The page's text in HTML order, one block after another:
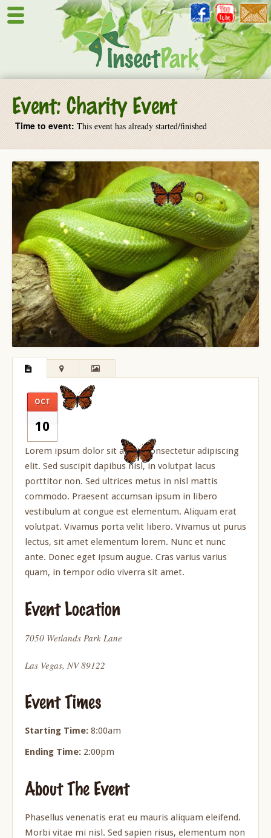
Event:Charity Event
Time to event:This event has already started/finished
OCT
10
Lorem ipsum dolor sit amet, consectetur adipiscing
elit. Sed suscipit dapibus nisl, in volutpat lacus
porttitor non. Sed ultrices metus in nisl mattis
commodo. Praesent accumsan ipsum in libero
vestibulum at congue est elementum. Aliquam erat
volutpat. Vivamus porta velit libero. Vivamus ut purus
lectus, sit amet elementum lorem. Nunc et nunc
ante. Donec eget ipsum augue. Cras varius varius
quam, in tempor odio viverra sit amet.
Event Location
7050 Wetlands Park Lane
Las Vegas, NV 89122
Event Times
Starting Time: 8:00am
Ending Time: 2:00pm
About The Event
Phasellus venenatis erat eu mauris aliquam eleifend.
Morbi vitae mi nisl. Sed sapien risus, elementum non